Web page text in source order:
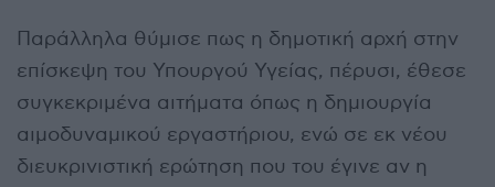
Παράλληλα θύμισε πως η δημοτική αρχή στην
επίσκεψη του Υπουργού Υγείας, πέρυσι, έθεσε
συγκεκριμένα αιτήματα όπως η δημιουργία
αιμοδυναμικού εργαστήριου, ενώ σε εκ νέου
διευκρινιστική ερώτηση που του έγινε αν η